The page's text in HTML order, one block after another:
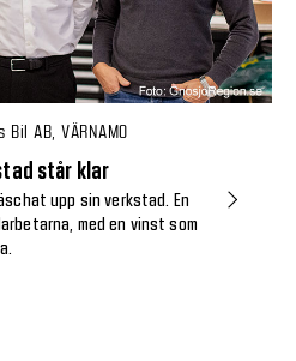
AB, VÄRNAMO
står klar
upp sin verkstad. En
med en vinst som